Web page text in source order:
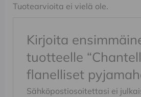
Tuotearvioita ei vielä ole.
Kirjoita
tuotteelle
flanelliset
Sähköpostiosoitettasi ei